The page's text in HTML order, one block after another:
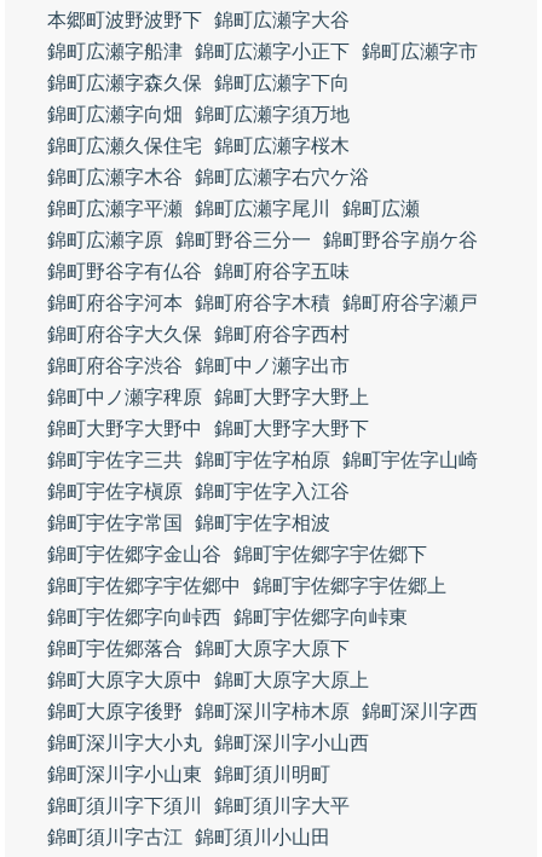
本郷町波野波野下 錦町広瀬字大谷
錦町広瀬字船津 錦町広瀬字小正下 錦町広瀬字市
錦町広瀬字森久保
錦町広瀬字下向
錦町広瀬字向畑
錦町広瀬字須万地
錦町広瀬久保住宅
錦町広瀬字桜木
錦町広瀬字木谷
錦町広瀬字右穴ケ浴
錦町広瀬字平瀬 錦町広瀬字尾川
錦町広瀬
錦町広瀬字原 錦町野谷三分一
錦町野谷字崩ケ谷
錦町野谷字有仏谷
錦町府谷字五味
錦町府谷字河本
錦町府谷字木積 錦町府谷字瀬戸
錦町府谷字大久保
錦町府谷字西村
錦町府谷字渋谷
錦町中ノ瀬字出市
錦町中ノ瀬字稗原 錦町大野字大野上
錦町大野字大野中
錦町大野字大野下
錦町宇佐字三共 錦町宇佐字柏原 錦町宇佐字山崎
錦町宇佐字槇原 錦町宇佐字入江谷
錦町宇佐字常国
錦町宇佐字相波
錦町宇佐郷字金山谷
錦町宇佐郷字宇佐郷下
錦町宇佐郷字宇佐郷中
錦町宇佐郷字宇佐郷上
錦町宇佐郷字向峠西 錦町宇佐郷字向峠東
錦町宇佐郷落合
錦町大原字大原下
錦町大原字大原中
錦町大原字大原上
錦町大原字後野
錦町深川字柿木原 錦町深川字西
錦町深川字大小丸 錦町深川字小山西
錦町深川字小山東
錦町須川明町
錦町須川字下須川
錦町須川字大平
錦町須川字古江
錦町須川小山田